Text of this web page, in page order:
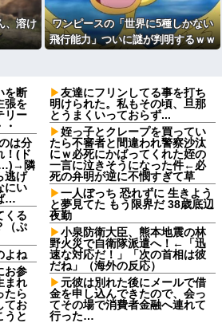
、溶け
ワンピースの「世界に5種しかない
飛行能力」ついに謎が判明するｗｗ
を断
張を
リー
は分
！(ド
…)→隣
逃げ
にい
…
くる
（ぷ
よね
お参
まれ
たら
てお
うと
友達にフリンしてる事を打ち
明けられた。私もその頃、旦那
とうまくいっておらず...
姪っ子とクレープを買ってい
たら不審者と間違われ警察沙汰
にｗ必死にかばってくれた姪の
一言に泣きそうになった件←必
死の弁明が逆に不憫すぎて草
一人ぼっち 恐れずに 生きよう
と夢見てた もう限界だ 38歳底辺
夜勤
小泉防衛大臣、熊本地震の林
野火災で自衛隊派遣へ！←「迅
速な対応だ！」「次の首相は彼
だね」（海外の反応）
元彼は別れた後にメールで借
金を申し込んできたので、会っ
てその場で消費者金融へ連れて
行った…